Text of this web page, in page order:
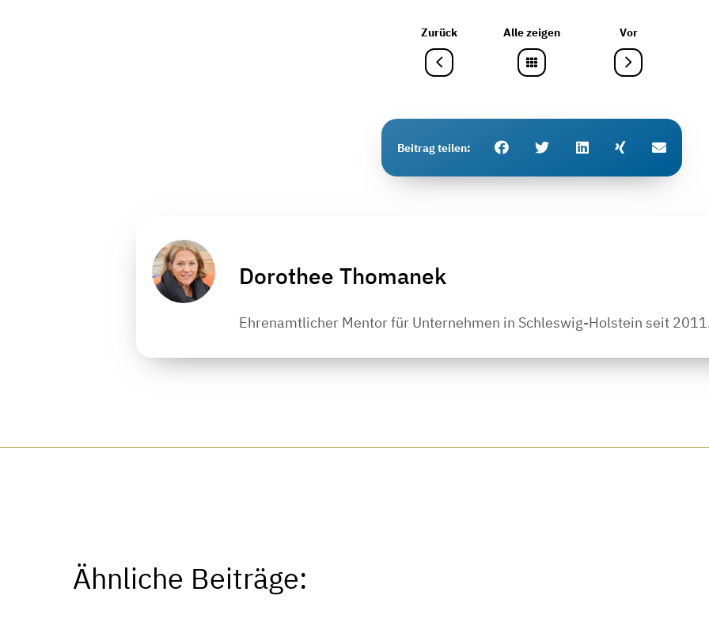
Zurück Alle zeigen Vor
Beitrag teilen
Dorothee Thomanek
Ehrenamtlicher Mentor für Unternehmen in Schleswig-Holstein seit
Ähnliche Beiträge: